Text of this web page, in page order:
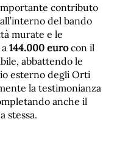
contributo
del bando
murate e le
144.000 eurocon il
abbattendo le
esterno degli Orti
la testimonianza
anche il
stessa.